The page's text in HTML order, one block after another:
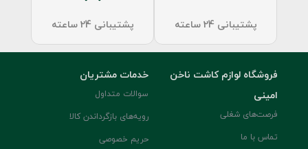
پشتیبانی 24 ساعته پشتیبانی 24 ساعته
فروشگاه لوازم کاشت ناخن
امینی
فرصت‌های شغلی
تماس با ما
خدمات مشتریان
سوالات متداول
رویه‌های بازگرداندن کالا
حریم خصوصی